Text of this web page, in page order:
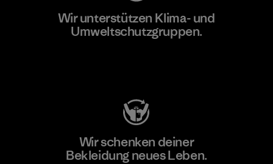
Wir unterstützen Klima- und
Umweltschutzgruppen.
Wir schenken deiner
Bekleidung neues Leben.